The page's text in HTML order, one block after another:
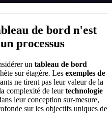
de bord n'est
processus
un tableau de bord
sur étagère. Les exemples de
ne tirent pas leur valeur de la
complexité de leurtechnologie
leur conception sur-mesure,
sur les objectifs uniques de